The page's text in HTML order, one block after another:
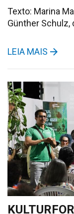
Texto: Marina
Günther Schulz,
LEIA MAIS